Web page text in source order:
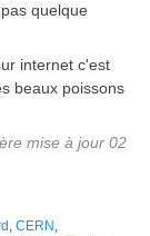
quelque
internet c'est
beaux poissons
mise à jour 02
, CERN ,